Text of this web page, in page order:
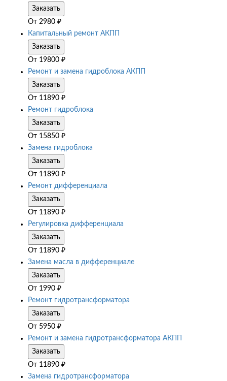
Заказать
От 2980 ₽
Капитальный ремонт АКПП
Заказать
От 19800 ₽
Ремонт и замена гидроблока АКПП
Заказать
От 11890 ₽
Ремонт гидроблока
Заказать
От 15850 ₽
Замена гидроблока
Заказать
От 11890 ₽
Ремонт дифференциала
Заказать
От 11890 ₽
Регулировка дифференциала
Заказать
От 11890 ₽
Замена масла в дифференциале
Заказать
От 1990 ₽
Ремонт гидротрансформатора
Заказать
От 5950 ₽
Ремонт и замена гидротрансформатора АКПП
Заказать
От 11890 ₽
Замена гидротрансформатора